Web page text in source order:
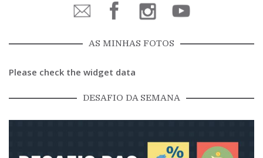
AS MINHAS FOTOS
Please check the widget data
DESAFIO DA SEMANA